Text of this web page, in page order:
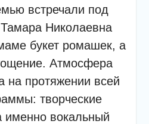
встречали под
Николаевна
букет ромашек, а
Атмосфера
на протяжении всей
творческие
именно вокальный